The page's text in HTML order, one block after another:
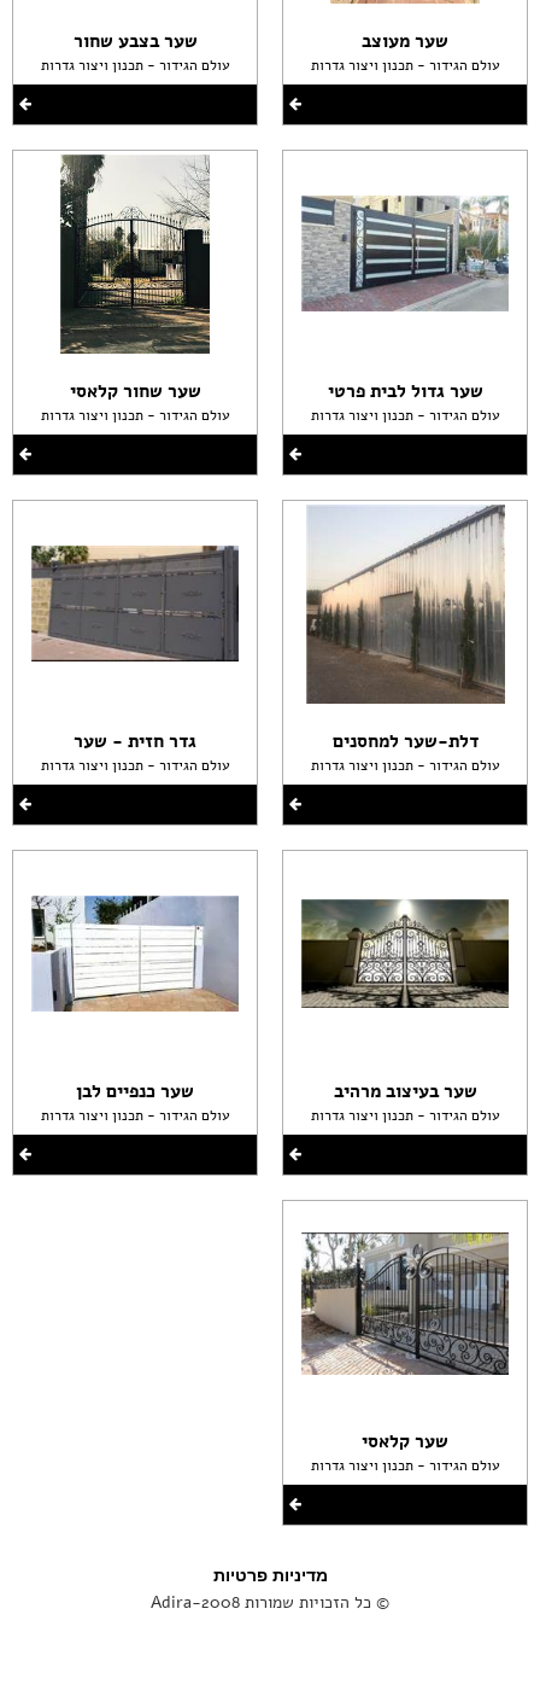
שער מעוצב
עולם הגידור - תכנון ויצור גדרות
שער גדול לבית פרטי
עולם הגידור - תכנון ויצור גדרות
דלת-שער למחסנים
עולם הגידור - תכנון ויצור גדרות
שער בעיצוב מרהיב
עולם הגידור - תכנון ויצור גדרות
שער קלאסי
עולם הגידור - תכנון ויצור גדרות
שער בצבע שחור
עולם הגידור - תכנון ויצור גדרות
שער שחור קלאסי
עולם הגידור - תכנון ויצור גדרות
גדר חזית - שער
עולם הגידור - תכנון ויצור גדרות
שער כנפיים לבן
עולם הגידור - תכנון ויצור גדרות
מדיניות פרטיות
© כל הזכויות שמורות Adira-2008